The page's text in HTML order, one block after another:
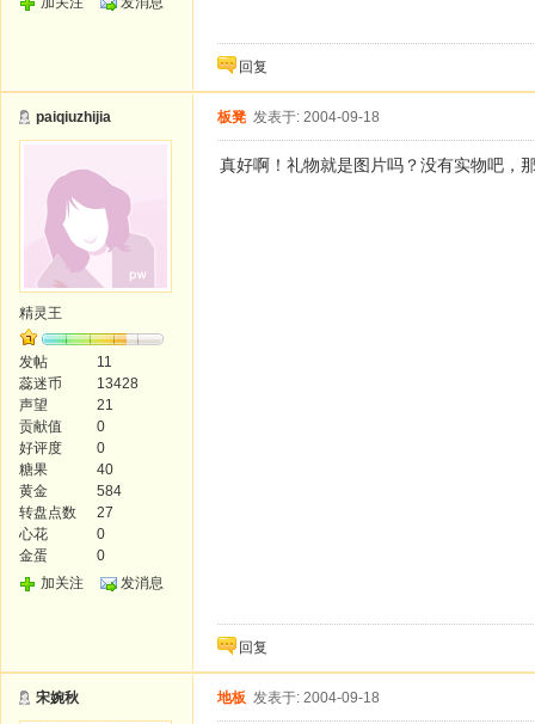
回复
paiqiuzhijia
精灵王
发帖
11
蕊迷币
13428
声望
21
贡献值
0
好评度
0
糖果
40
黄金
584
转盘点数
27
心花
0
金蛋
0
加关注
发消息
板凳 发表于: 2004-09-18
真好啊！礼物就是图片吗？没有实物吧，
回复
宋婉秋 地板 发表于: 2004-09-18